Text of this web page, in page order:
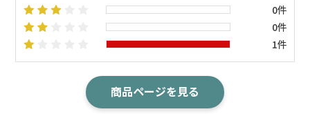
0件
0件
1件
商品ページを見る